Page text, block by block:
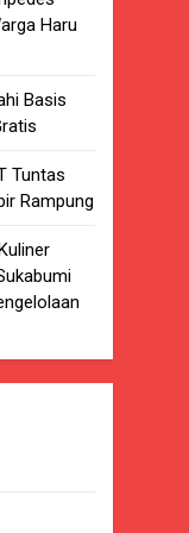
Haru
Basis
Tuntas
Rampung